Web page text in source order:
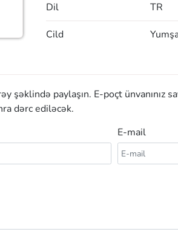
Dil TR
Cild
şəklində paylaşın. E-poçt ünvanınız
dərc ediləcək.
E-mail